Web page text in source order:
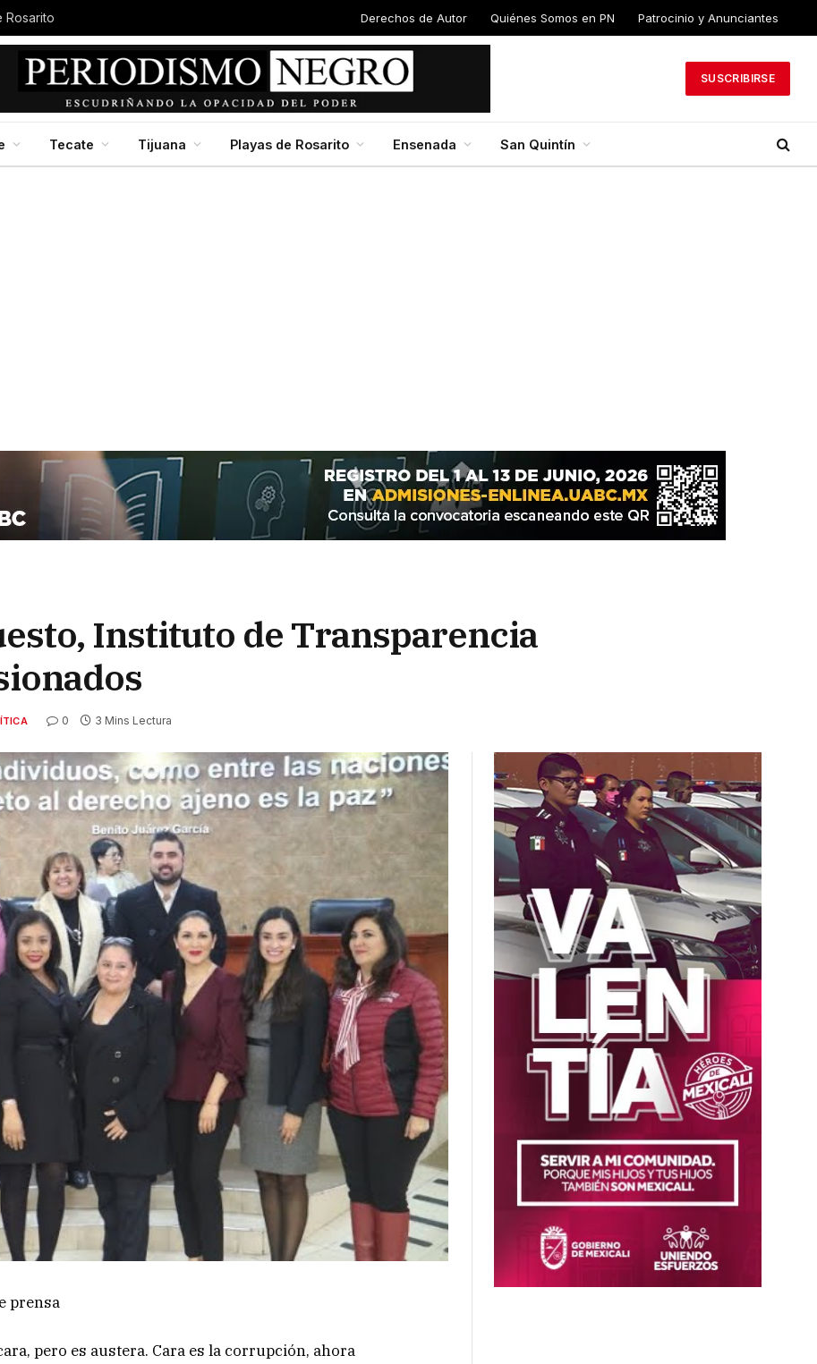
Rosarito Derechos de Autor Quiénes Somos en PN Patrocinio y Anunciantes
SUSCRIBIRSE
Tecate Tijuana Playas de Rosarito Ensenada San Quintín
Instituto de Transparencia
0 3 Mins Lectura
prensa
pero es austera. Cara es la corrupción, ahora